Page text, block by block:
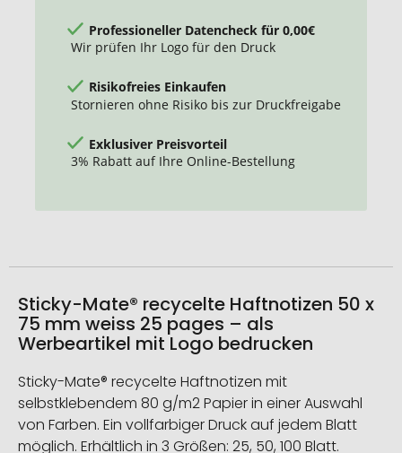
Professioneller Datencheck für 0,00€
Wir prüfen Ihr Logo für den Druck
Risikofreies Einkaufen
Stornieren ohne Risiko bis zur Druckfreigabe
Exklusiver Preisvorteil
3% Rabatt auf Ihre Online-Bestellung
Sticky-Mate® recycelte Haftnotizen 50 x
75 mm weiss 25 pages – als
Werbeartikel mit Logo bedrucken
Sticky-Mate® recycelte Haftnotizen mit
selbstklebendem 80 g/m2 Papier in einer Auswahl
von Farben. Ein vollfarbiger Druck auf jedem Blatt
möglich. Erhältlich in 3 Größen: 25, 50, 100 Blatt.